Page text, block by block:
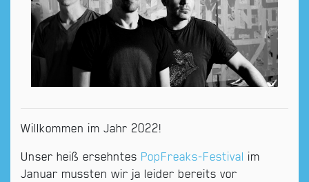
Willkommen im Jahr 2022!
Unser heiß ersehntes PopFreaks-Festival im
Januar mussten wir ja leider bereits vor